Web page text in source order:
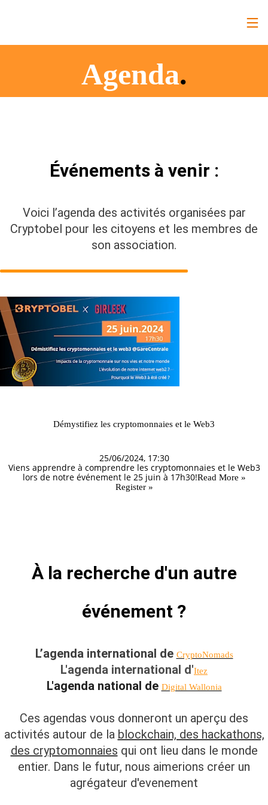
Agenda.
Événements à venir :
Voici l’agenda des activités organisées par
Cryptobel pour les citoyens et les membres de
son association.
Démystifiez les cryptomonnaies et le Web3
25/06/2024, 17:30
Viens apprendre à comprendre les cryptomonnaies et le Web3
lors de notre événement le 25 juin à 17h30!Read More »
Register »
À la recherche d'un autre
événement ?
L’agenda international de CryptoNomads
L'agenda international d'Itez
L'agenda national de Digital Wallonia
Ces agendas vous donneront un aperçu des
activités autour de la blockchain, des hackathons,
des cryptomonnaies qui ont lieu dans le monde
entier. Dans le futur, nous aimerions créer un
agrégateur d'evenement